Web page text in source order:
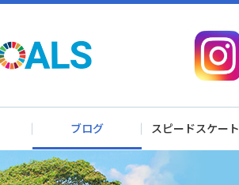
ブログ スピードスケート